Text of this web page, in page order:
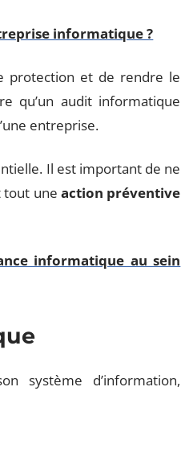
informatique ?
protection et de rendre le
qu’un audit informatique
entreprise.
Il est important de ne
tout uneaction préventive
informatique au sein
système d’information,